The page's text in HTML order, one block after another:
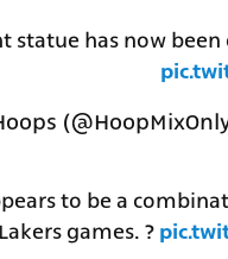
statue has now
to be a
games. ?